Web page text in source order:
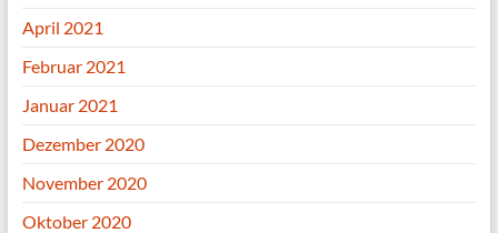
April 2021
Februar 2021
Januar 2021
Dezember 2020
November 2020
Oktober 2020